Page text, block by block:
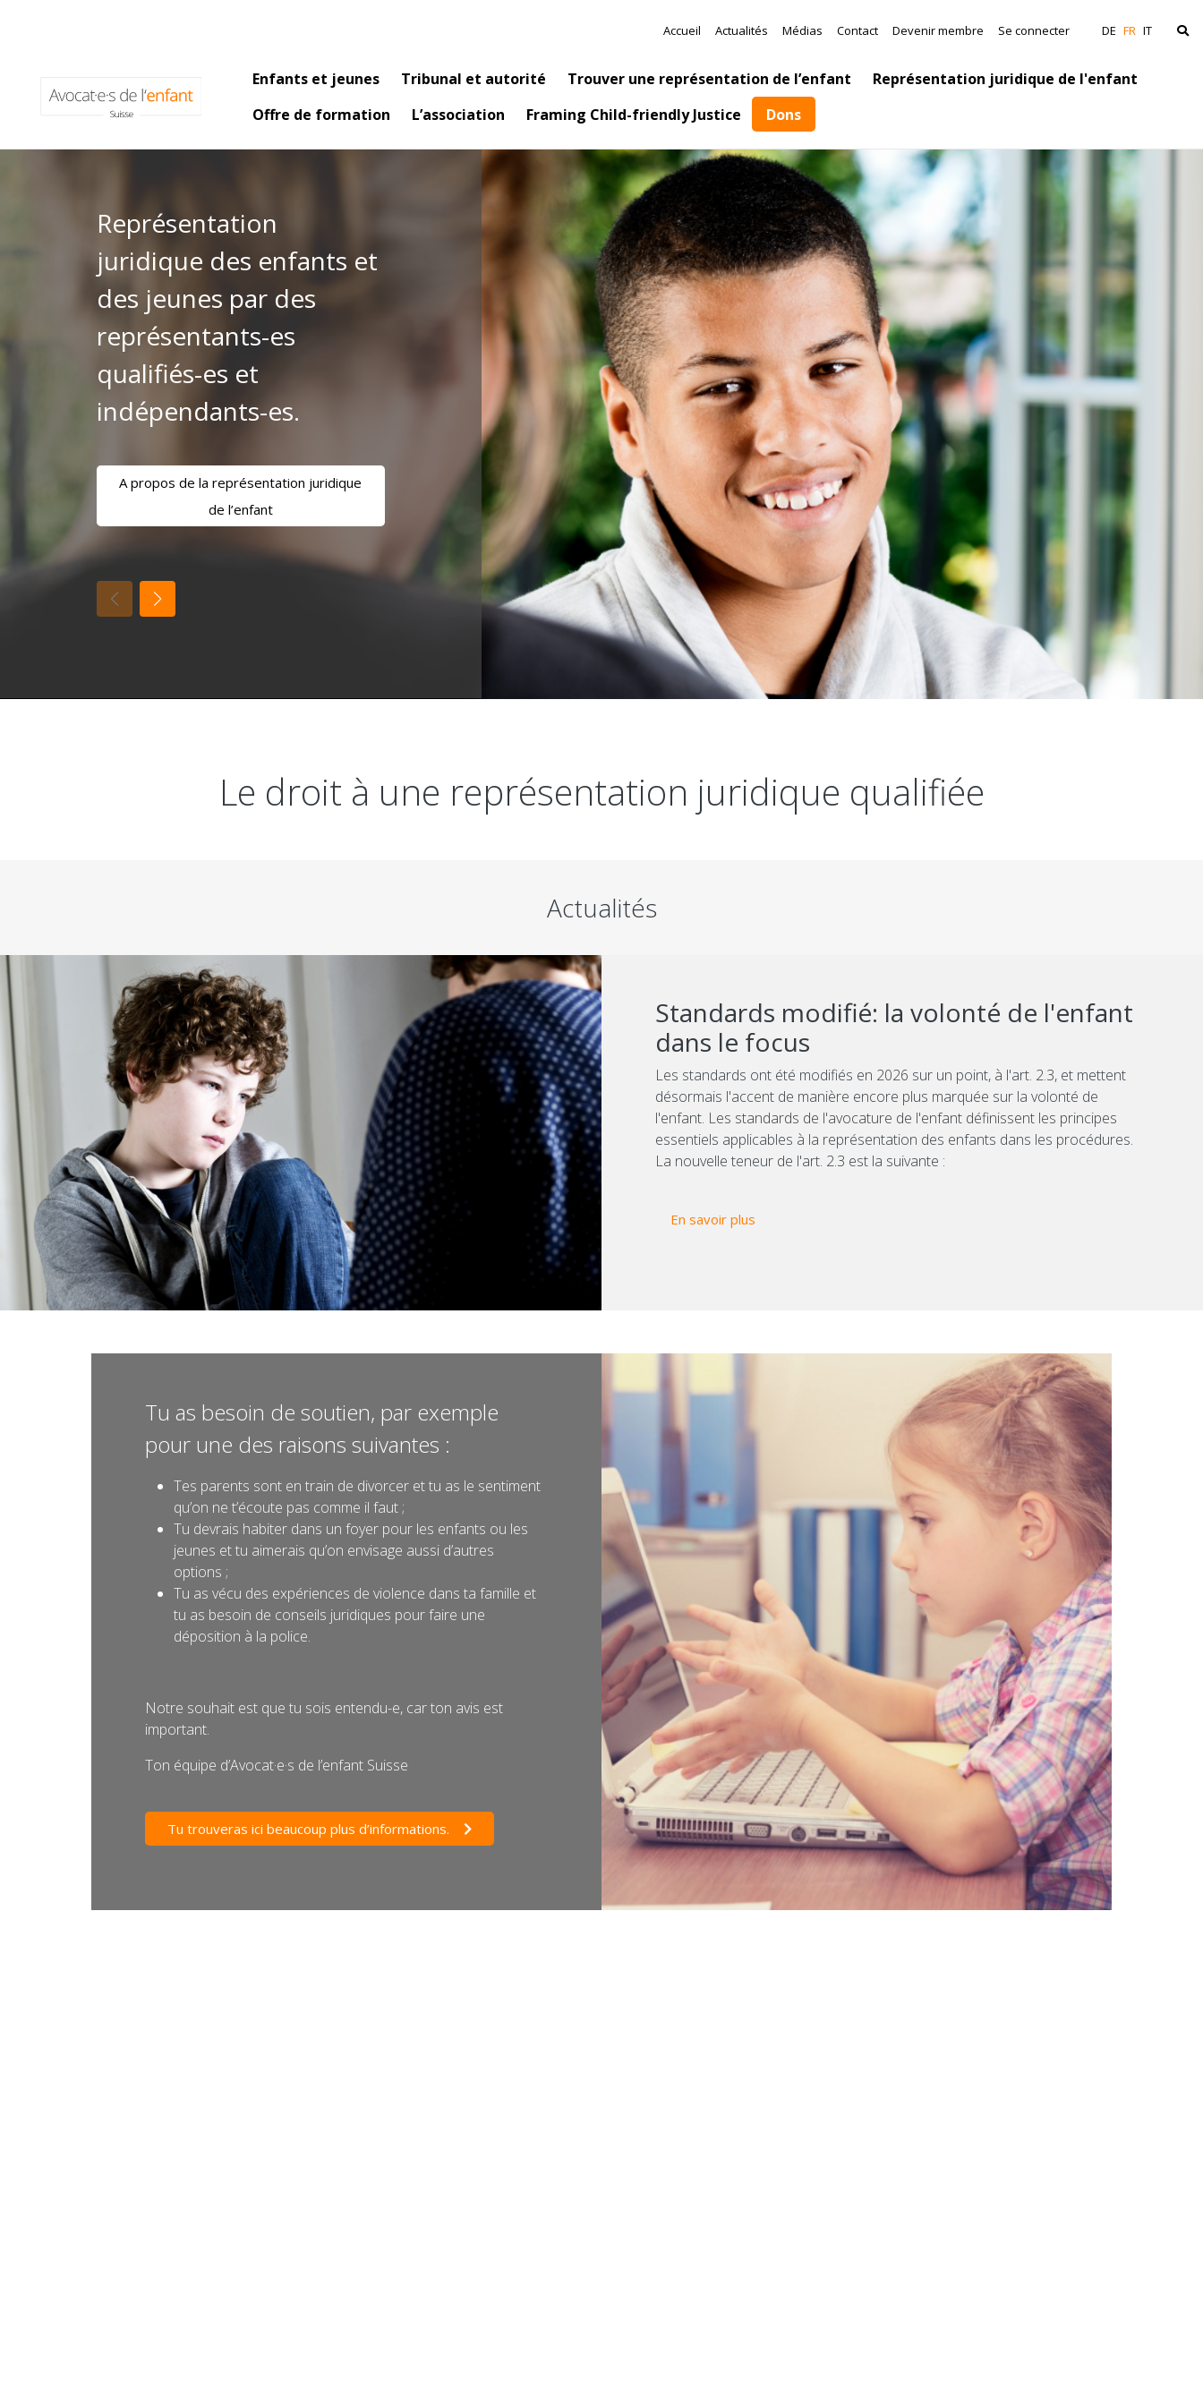
Meta Navigation
Accueil Actualités Médias Contact Devenir membre Se connecter DE FR IT
Main navigation
Enfants et jeunes Tribunal et autorité Trouver une représentation de l’enfant
Représentation juridique de l'enfant
Offre de formation
L’association Framing Child-friendly Justice Dons
Représentation
juridique des enfants et
des jeunes par des
représentants-es
qualifiés-es et
indépendants-es.
A propos de la représentation juridique
de l’enfant
Le droit à une représentation juridique qualifiée
Actualités
Standards modifié: la volonté de l'enfant
dans le focus
Les standards ont été modifiés en 2026 sur un point, à l'art. 2.3, et mettent
désormais l'accent de manière encore plus marquée sur la volonté de
l'enfant. Les standards de l'avocature de l'enfant définissent les principes
essentiels applicables à la représentation des enfants dans les procédures.
La nouvelle teneur de l'art. 2.3 est la suivante :
En savoir plus
Tu as besoin de soutien, par exemple
pour une des raisons suivantes :
Tes parents sont en train de divorcer et tu as le sentiment
qu’on ne t’écoute pas comme il faut ;
Tu devrais habiter dans un foyer pour les enfants ou les
jeunes et tu aimerais qu’on envisage aussi d’autres
options ;
Tu as vécu des expériences de violence dans ta famille et
tu as besoin de conseils juridiques pour faire une
déposition à la police.
Notre souhait est que tu sois entendu-e, car ton avis est
important.
Ton équipe d’Avocat·e·s de l’enfant Suisse
Tu trouveras ici beaucoup plus d’informations.